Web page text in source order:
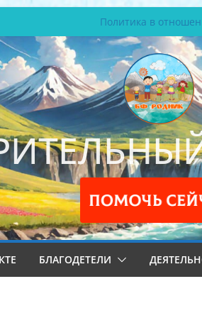
Политика в
БЛАГОДЕТЕЛИ